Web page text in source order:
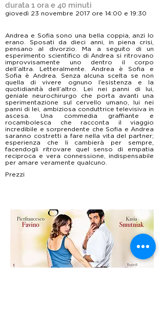
durata 1 ora e 40 minuti
giovedì 23 novembre 2017 ore 14:00 e 19:30
Andrea e Sofia sono una bella coppia, anzi lo
erano. Sposati da dieci anni, in piena crisi,
pensano al divorzio. Ma a seguito di un
esperimento scientifico di Andrea si ritrovano
improvvisamente uno dentro il corpo
dell’altra. Letteralmente. Andrea è Sofia e
Sofia è Andrea. Senza alcuna scelta se non
quella di vivere ognuno l’esistenza e la
quotidianità dell’altro. Lei nei panni di lui,
geniale neurochirurgo che porta avanti una
sperimentazione sul cervello umano, lui nei
panni di lei, ambiziosa conduttrice televisiva in
ascesa. Una commedia graffiante e
rocambolesca che racconta il viaggio
incredibile e sorprendente che Sofia e Andrea
saranno costretti a fare nella vita del partner;
esperienza che li cambierà per sempre,
facendogli ritrovare quel senso di empatia
reciproca e vera connessione, indispensabile
per amare veramente qualcuno.
Prezzi